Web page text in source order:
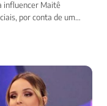
influencer Maitê
por conta de um…